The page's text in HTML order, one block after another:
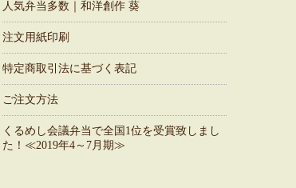
人気弁当多数｜和洋創作 葵
注文用紙印刷
特定商取引法に基づく表記
ご注文方法
くるめし会議弁当で全国1位を受賞致しまし
た！≪2019年4～7月期≫